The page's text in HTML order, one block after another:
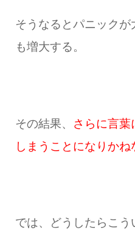
そうなるとパニックが
も増大する。
その結果、
さらに言葉
しまうことになりかね
では、どうしたらこう